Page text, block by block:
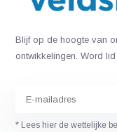
Blijf op de hoogte van
ontwikkelingen. Word
* Lees hier de wettelijke